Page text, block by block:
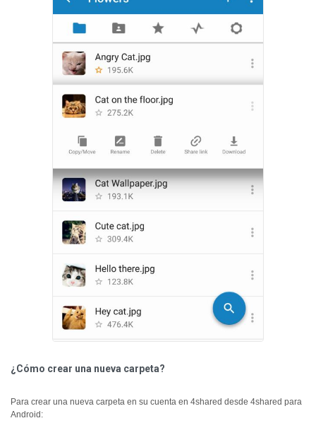
¿Cómo crear una nueva carpeta?
Para crear una nueva carpeta en su cuenta en 4shared desde 4shared para
Android: